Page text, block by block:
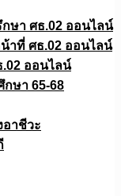
ษา ศธ.02 ออนไลน์
าที่ ศธ.02 ออนไลน์
ออนไลน์
ษา 65-68
าชีวะ